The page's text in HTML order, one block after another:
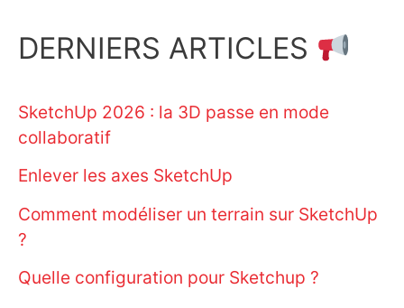
DERNIERS ARTICLES
SketchUp 2026 : la 3D passe en mode
collaboratif
Enlever les axes SketchUp
Comment modéliser un terrain sur SketchUp
?
Quelle configuration pour Sketchup ?